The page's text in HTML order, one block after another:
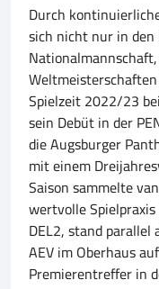
Durch
sich nicht nur in
Spielzeit 2022/23
sein Debüt in der
die Augsburger
mit einem
Saison sammelte
wertvolle
DEL2, stand
AEV im Oberhaus
Premierentreffer in